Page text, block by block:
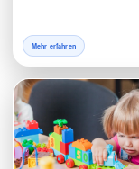
Mehr erfahren